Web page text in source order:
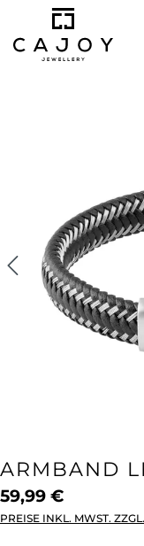
springen
ARMBAND
59,99 €
PREISE INKL. MWST.